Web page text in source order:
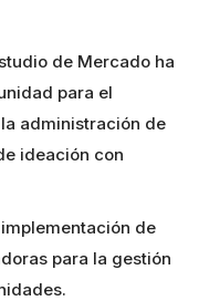
de Mercado ha
para el
administración de
ideación con
implementación de
para la gestión